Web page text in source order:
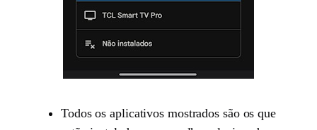
Todos os aplicativos mostrados são os que